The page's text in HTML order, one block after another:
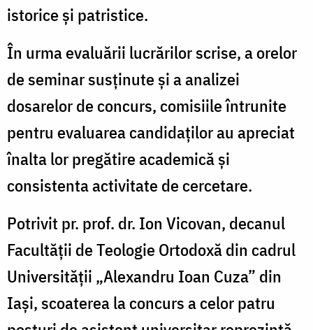
istorice și patristice.
În urma evaluării lucrărilor scrise, a orelor
de seminar susținute și a analizei
dosarelor de concurs, comisiile întrunite
pentru evaluarea candidaților au apreciat
înalta lor pregătire academică și
consistenta activitate de cercetare.
Potrivit pr. prof. dr. Ion Vicovan, decanul
Facultății de Teologie Ortodoxă din cadrul
Universității „Alexandru Ioan Cuza” din
Iași, scoaterea la concurs a celor patru